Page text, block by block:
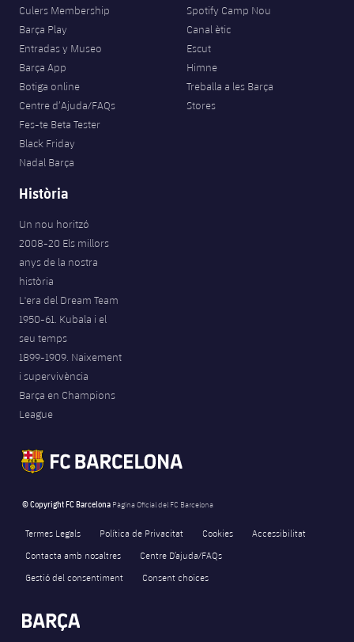
Resultats
Classificació
Fotos
Voleibol femení
Carnet de l'Esportista Amateur
PLUSICON
MÉS
League of Legends
VALORANT Rising
Culers Membership
Barça Play
Entradas y Museo
Barça App
Botiga online
Centre d’Ajuda/FAQs
Fes-te Beta Tester
Black Friday
Nadal Barça
Spotify Camp Nou
Canal ètic
Escut
Himne
Treballa a les Barça
Stores
Història
Un nou horitzó
2008-20 Els millors
anys de la nostra
història
L'era del Dream Team
1950-61. Kubala i el
seu temps
1899-1909. Naixement
i supervivència
Barça en Champions
League
© Copyright FC Barcelona Pàgina Oficial del FC Barcelona
Termes Legals Política de Privacitat Cookies
Accessibilitat
Contacta amb nosaltres
Centre D’ajuda/FAQs
Gestió del consentiment
Consent choices